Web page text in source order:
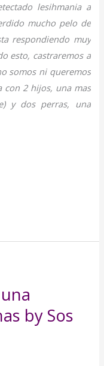
lesihmania a
mucho pelo de
respondiendo muy
esto, castraremos a
somos ni queremos
2 hijos, una mas
y dos perras, una
by Sos